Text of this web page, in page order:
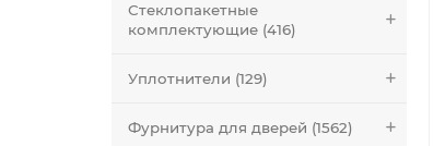
Стеклопакетные
комплектующие (416)
Уплотнители (129)
Фурнитура для дверей (1562)